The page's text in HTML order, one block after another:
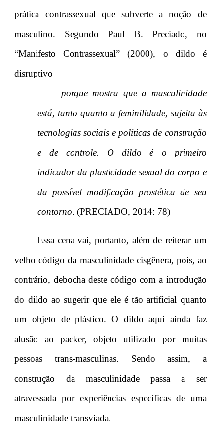
prática contrassexual que subverte a noção de
masculino. Segundo Paul B. Preciado, no
“Manifesto Contrassexual” (2000), o dildo é
disruptivo
porque mostra que a masculinidade
está, tanto quanto a feminilidade, sujeita às
tecnologias sociais e políticas de construção
e de controle. O dildo é o primeiro
indicador da plasticidade sexual do corpo e
da possível modificação prostética de seu
contorno. (PRECIADO, 2014: 78)
Essa cena vai, portanto, além de reiterar um
velho código da masculinidade cisgênera, pois, ao
contrário, debocha deste código com a introdução
do dildo ao sugerir que ele é tão artificial quanto
um objeto de plástico. O dildo aqui ainda faz
alusão ao packer, objeto utilizado por muitas
pessoas trans-masculinas. Sendo assim, a
construção da masculinidade passa a ser
atravessada por experiências específicas de uma
masculinidade transviada.